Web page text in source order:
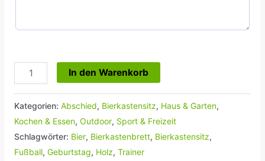
In den Warenkorb
Kategorien: Abschied, Bierkastensitz, Haus & Garten,
Kochen & Essen, Outdoor, Sport & Freizeit
Schlagwörter: Bier, Bierkastenbrett, Bierkastensitz,
Fußball, Geburtstag, Holz, Trainer